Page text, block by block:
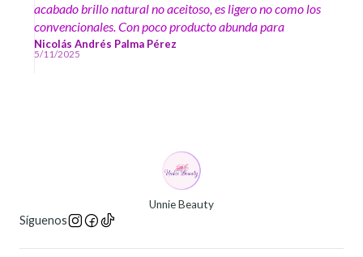
acabado brillo natural no aceitoso, es ligero no como los
convencionales. Con poco producto abunda para
bastante área ; El mejor protector que he probado.
Nicolás Andrés Palma Pérez
5/11/2025
Unnie Beauty
Síguenos